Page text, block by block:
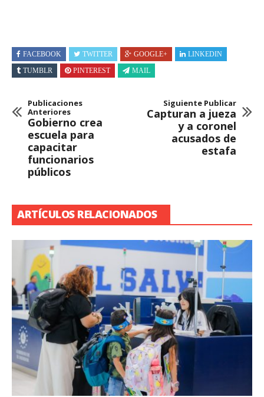
FACEBOOK TWITTER GOOGLE+
LINKEDIN
TUMBLR
PINTEREST MAIL
Publicaciones
Anteriores
Gobierno crea
escuela para
capacitar
funcionarios
públicos
Siguiente Publicar
Capturan a jueza
y a coronel
acusados de
estafa
ARTÍCULOS RELACIONADOS